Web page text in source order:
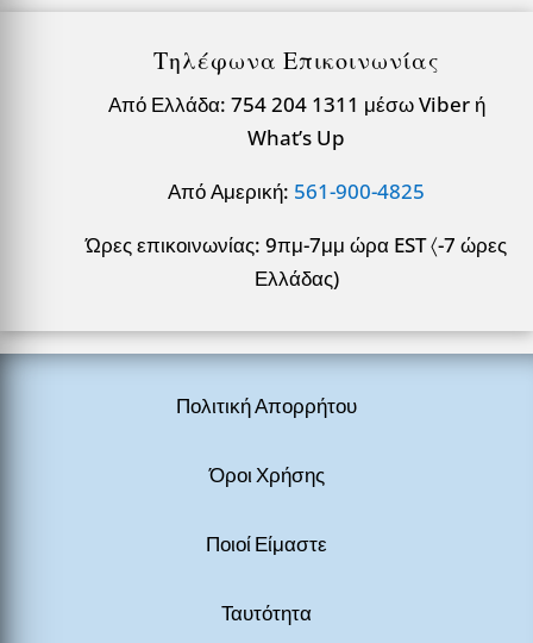
Τηλέφωνα Επικοινωνίας
Από Ελλάδα: 754 204 1311 μέσω Viber ή
What’s Up
Από Αμερική: 561-900-4825
Ώρες επικοινωνίας: 9πμ-7μμ ώρα EST 〈-7 ώρες
Ελλάδας)
Πολιτική Απορρήτου
Όροι Χρήσης
Ποιοί Είμαστε
Ταυτότητα